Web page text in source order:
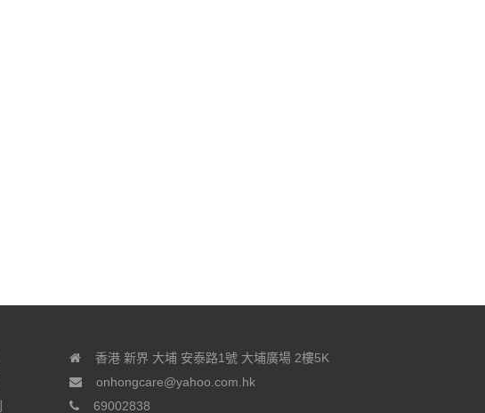
香港 新界 大埔 安泰路1號 大埔廣場 2樓5K
onhongcare@yahoo.com.hk
69002838